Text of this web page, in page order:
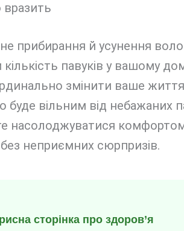
вразить
прибирання й усунення
павуків у вашому
змінити ваше
вільним від небажаних
насолоджуватися
неприємних сюрпризів.
сторінка про здоров’я